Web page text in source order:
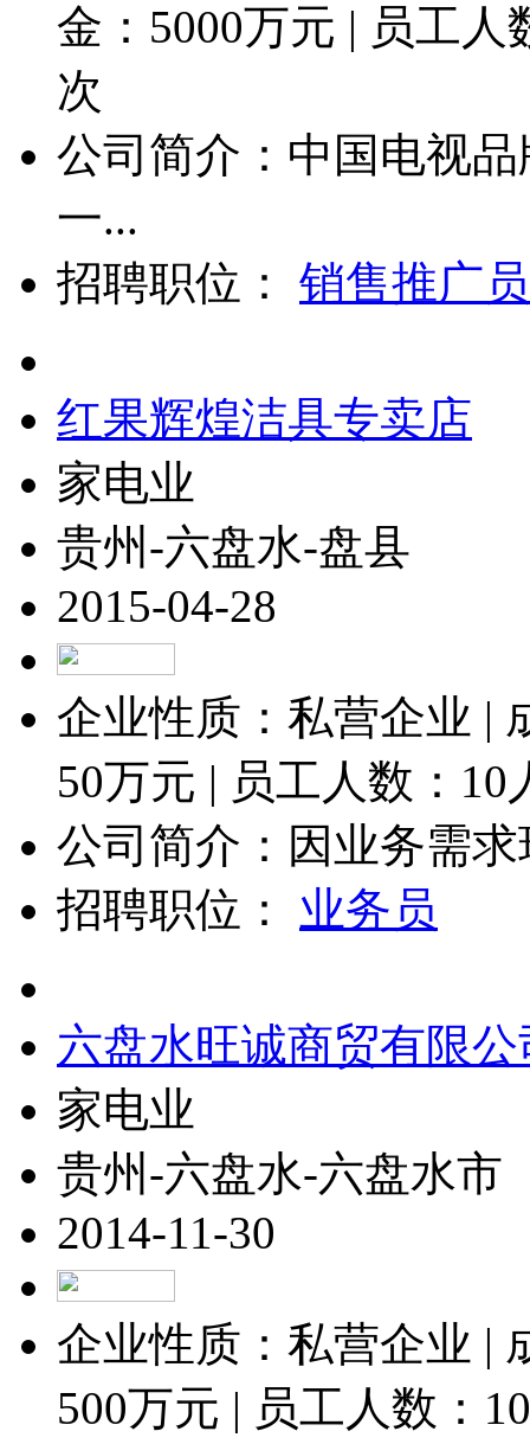
金： 5000万元 | 员工人
次
公司简介：中国电视
一...
招聘职位： 销售推广员
红果辉煌洁具专卖店
家电业
贵州-六盘水-盘县
2015-04-28
企业性质：私营企业 |
50万元 | 员工人数： 10
公司简介：因业务需
招聘职位： 业务员
六盘水旺诚商贸有限
家电业
贵州-六盘水-六盘水市
2014-11-30
企业性质：私营企业 |
500万元 | 员工人数：